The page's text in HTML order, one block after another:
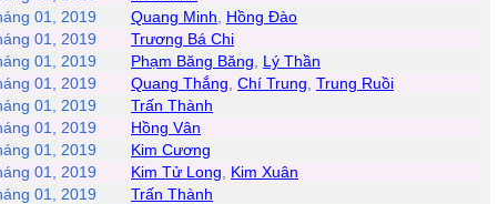
01, 2019 Quang Minh
Hồng Đào
01, 2019
Trương Bá Chi
01, 2019 Phạm Băng Băng
Lý Thần
01, 2019 Quang Thắng Chí Trung Trung Ruồi
01, 2019
Trấn Thành
01, 2019
Hồng Vân
01, 2019
Kim Cương
01, 2019 Kim Tử Long
Kim Xuân
01, 2019
Trấn Thành